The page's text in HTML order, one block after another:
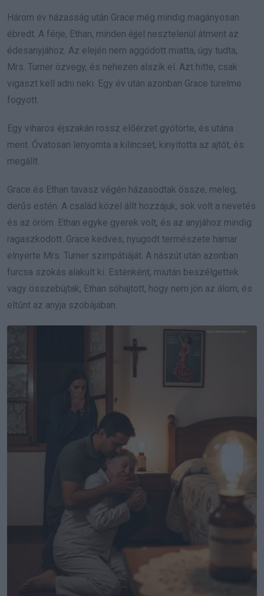
Három év házasság után Grace még mindig magányosan
ébredt. A férje, Ethan, minden éjjel nesztelenül átment az
édesanyjához. Az elején nem aggódott miatta, úgy tudta,
Mrs. Turner özvegy, és nehezen alszik el. Azt hitte, csak
vigaszt kell adni neki. Egy év után azonban Grace türelme
fogyott.
Egy viharos éjszakán rossz előérzet gyötörte, és utána
ment. Óvatosan lenyomta a kilincset, kinyitotta az ajtót, és
megállt.
Grace és Ethan tavasz végén házasodtak össze, meleg,
derűs estén. A család közel állt hozzájuk, sok volt a nevetés
és az öröm. Ethan egyke gyerek volt, és az anyjához mindig
ragaszkodott. Grace kedves, nyugodt természete hamar
elnyerte Mrs. Turner szimpátiáját. A nászút után azonban
furcsa szokás alakult ki. Esténként, miután beszélgettek
vagy összebújtak, Ethan sóhajtott, hogy nem jön az álom, és
eltűnt az anyja szobájában.